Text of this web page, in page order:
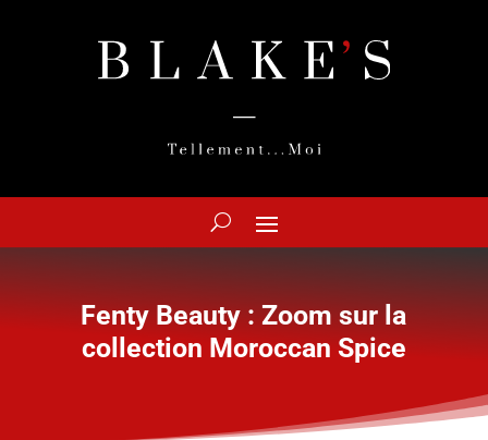
Fenty Beauty : Zoom sur la
collection Moroccan Spice